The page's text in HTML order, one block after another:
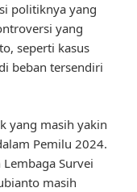
politiknya yang
yang
seperti kasus
beban tersendiri
yang masih yakin
Pemilu 2024.
Survei
masih